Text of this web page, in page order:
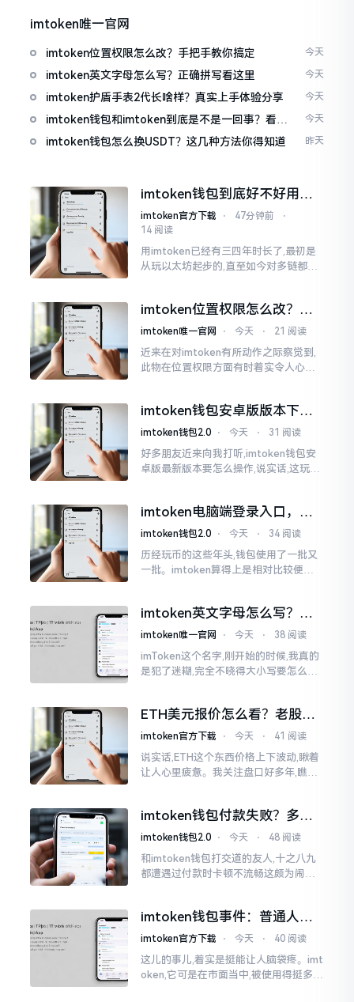
imtoken唯一官网
imtoken位置权限怎么改？手把手教你搞定 今天
imtoken英文字母怎么写？正确拼写看这里 今天
imtoken护盾手表2代长啥样？真实上手体验分享 今天
imtoken钱包和imtoken到底是不是一回事？看完
就懂了
今天
imtoken钱包怎么换USDT？这几种方法你得知道 昨天
imtoken钱包到底好不好用？
老玩家说说真实体验
imtoken官方下载 ⋅ 47分钟前
⋅
14 阅读
用imtoken已经有三四年时长了,最初是
从玩以太坊起步的,直至如今对多链都有
imtoken位置权限怎么改？手
把手教你搞定
imtoken唯一官网 ⋅ 今天 ⋅ 21 阅读
近来在对imtoken有所动作之际察觉到,
此物在位置权限方面有时着实令人心生
的模样
imtoken钱包安卓版版本下载
安装教程
imtoken钱包2.0 ⋅ 今天 ⋅ 31 阅读
好多朋友近来向我打听,imtoken钱包安
卓版最新版本要怎么操作,说实话,这玩意
0版本
imtoken电脑端登录入口，地
址在这里
imtoken钱包2.0 ⋅ 今天 ⋅ 34 阅读
历经玩币的这些年头,钱包使用了一批又
一批。imtoken算得上是相对比较便于
就得去寻觅电脑端的入口。
imtoken英文字母怎么写？正
确拼写看这里
imtoken唯一官网 ⋅ 今天 ⋅ 38 阅读
imToken这个名字,刚开始的时候,我真的
是犯了迷糊,完全不晓得大小写要怎么去
ETH美元报价怎么看？老股民
手把手教你盯盘
imtoken官方下载 ⋅ 今天 ⋅ 41 阅读
说实话,ETH这个东西价格上下波动,瞅着
让人心里疲惫。我关注盘口好多年,瞧见
判断。
imtoken钱包付款失败？多半
是这几个原因闹的
imtoken钱包2.0 ⋅ 今天 ⋅ 48 阅读
和imtoken钱包打交道的友人,十之八九
都遭遇过付款时卡顿不流畅这颇为闹心
急得连连跺脚。实际上讲
imtoken钱包事件：普通人该
咋办？
imtoken官方下载 ⋅ 今天 ⋅ 40 阅读
这儿的事儿,着实是挺能让人脑袋疼。imt
oken,它可是在市面当中,被使用得挺多的